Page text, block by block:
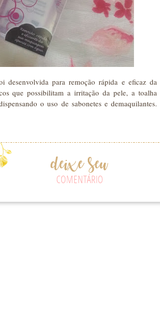
desenvolvida para remoção rápida e eficaz da
que possibilitam a irritação da pele, a toalha
o uso de sabonetes e demaquilantes.